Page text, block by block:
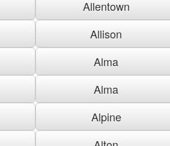
Allentown
Allison
Alma
Alma
Alpine